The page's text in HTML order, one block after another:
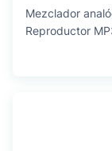
Mezclador
Reproductor